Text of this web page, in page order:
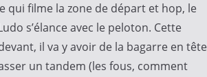
qui filme la zone de départ et hop, le
s’élance avec le peloton. Cette
il va y avoir de la bagarre en tête
un tandem (les fous, comment